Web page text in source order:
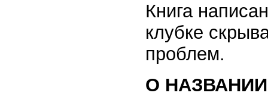
Книга
клубке
проблем.
О